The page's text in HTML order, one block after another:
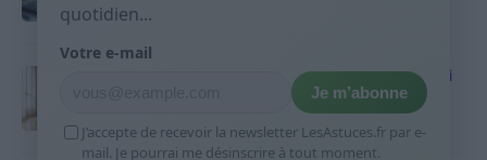
9 avril 2026
Sport 10 minutes par jour est-ce utile et quoi
9 avril 2026
quotidien...
Votre e-mail
Je m’abonne
J’accepte de recevoir la newsletter LesAstuces.fr par e-
mail. Je pourrai me désinscrire à tout moment.